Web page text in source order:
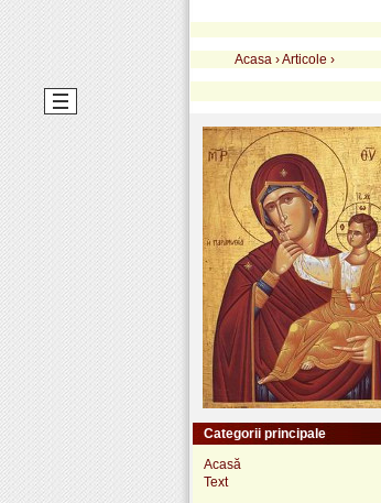
Acasa ›Articole ›
Categorii principale
Acasă
Text